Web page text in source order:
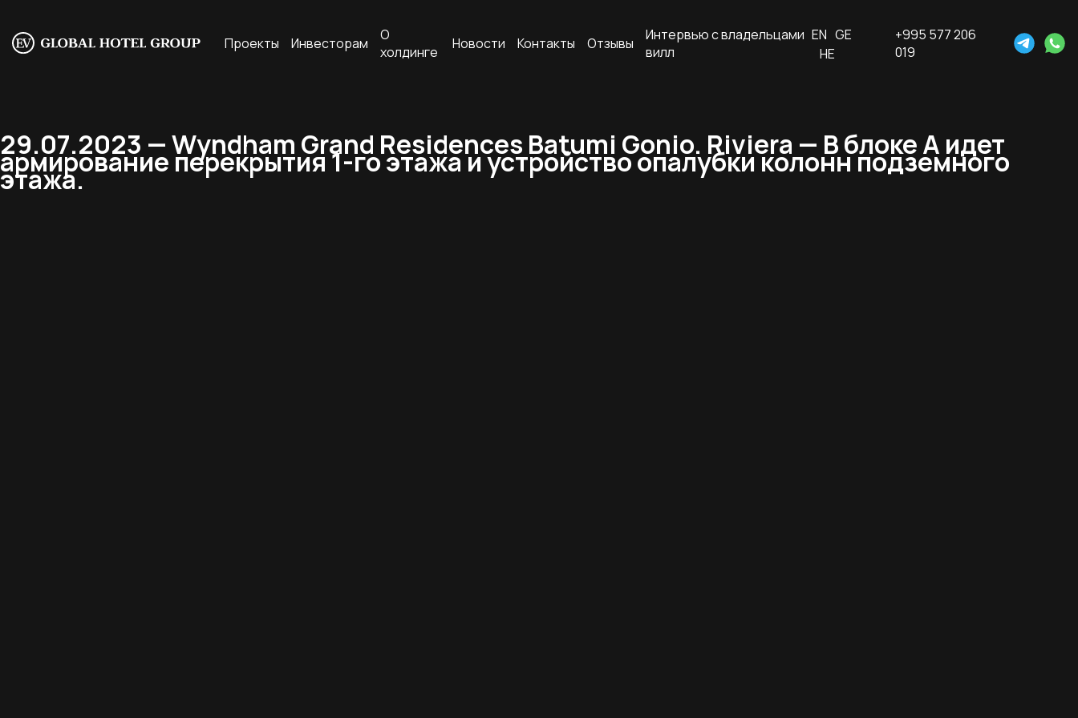
Проекты Инвесторам
О
холдинге
Новости Контакты Отзывы
Интервью с владельцами
вилл
EN GE
HE
+995 577 206
019
29.07.2023 — Wyndham Grand Residences Batumi Gonio. Riviera — В блоке А идет
армирование перекрытия 1-го этажа и устройство опалубки колонн подземного
этажа.